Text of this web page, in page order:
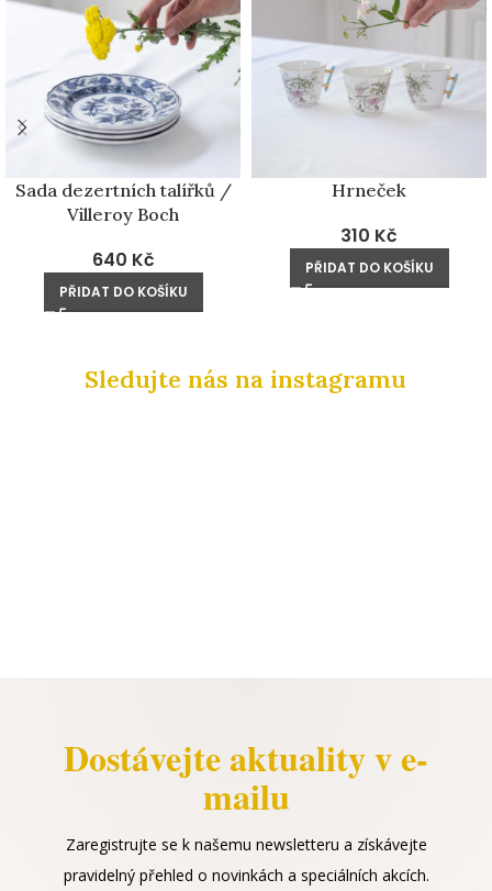
Sada dezertních talířků /
Villeroy Boch
640 Kč
PŘIDAT DO KOŠÍKU
Hrneček
310 Kč
PŘIDAT DO KOŠÍKU
Sledujte nás na instagramu
Dostávejte aktuality v e-
mailu
Zaregistrujte se k našemu newsletteru a získávejte
pravidelný přehled o novinkách a speciálních akcích.